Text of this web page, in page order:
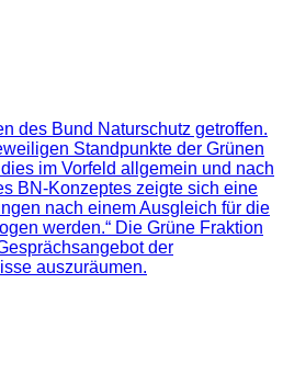
des Bund Naturschutz getroffen.
Standpunkte der Grünen
im Vorfeld allgemein und nach
BN-Konzeptes zeigte sich eine
nach einem Ausgleich für die
werden.“ Die Grüne Fraktion
der
auszuräumen.